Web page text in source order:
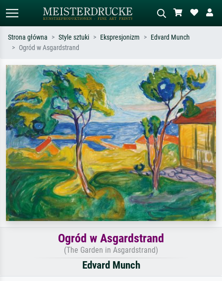
Szukaj wg artysty, tytułu lub stylu – np.
Monet, Gwiaździsta noc,
impresjonizm, fala Hokusaia, akt.
Opisz scenę – np. zielona łąka,
abstrakcja z czerwienią, ciemny olej,
stojący akt obok drzewa.
Strona główna Style sztuki Ekspresjonizm
Edvard Munch
Ogród w Asgardstrand
Ogród w Asgardstrand
(The Garden in Asgardstrand)
Edvard Munch